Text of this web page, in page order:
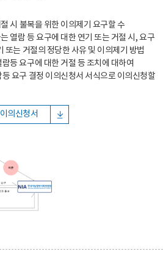
시 불복을 위한 이의제기 요구할 수
열람 등 요구에 대한 연기 또는 거절 시, 요구
또는 거절의 정당한 사유 및 이의제기 방법
등 요구에 대한 거절 등 조치에 대하여
요구 결정 이의신청서 서식으로 이의신청할
의신청서